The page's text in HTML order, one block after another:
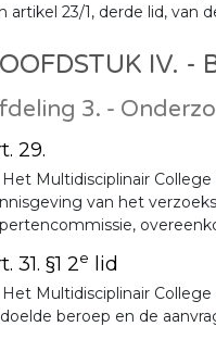
artikel 23/1, derde lid, van
IV. -
3. -
29.
Het Multidisciplinair
van het
31. §1 2e lid
Het Multidisciplinair
beroep en de